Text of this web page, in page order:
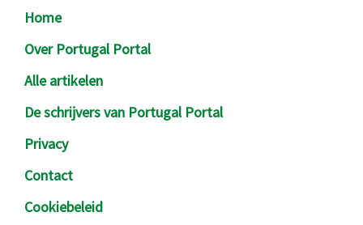
Footer
Home
Over Portugal Portal
Alle artikelen
De schrijvers van Portugal Portal
Privacy
Contact
Cookiebeleid